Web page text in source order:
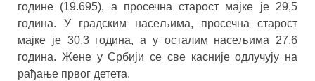
године (19.695), а просечна старост мајке је 29,5
година. У градским насељима, просечна старост
мајке је 30,3 година, а у осталим насељима 27,6
година. Жене у Србији се све касније одлучују на
рађање првог детета.